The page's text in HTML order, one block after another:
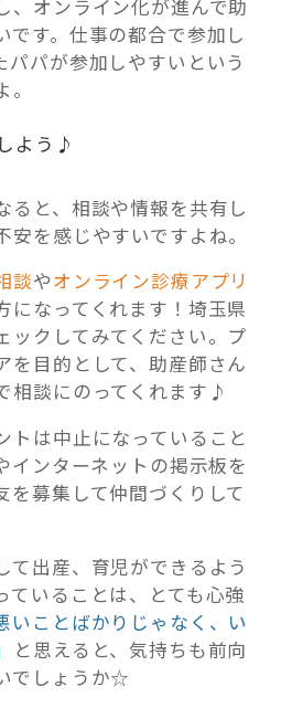
、オンライン化が進んで助
です。仕事の都合で参加し
パパが参加しやすいという
よう♪
ると、相談や情報を共有し
を感じやすいですよね。
談やオンライン診療アプリ
になってくれます！埼玉県
ックしてみてください。プ
を目的として、助産師さん
相談にのってくれます♪
トは中止になっていること
インターネットの掲示板を
を募集して仲間づくりして
て出産、育児ができるよう
ていることは、とても心強
いことばかりじゃなく、い
と思えると、気持ちも前向
でしょうか☆